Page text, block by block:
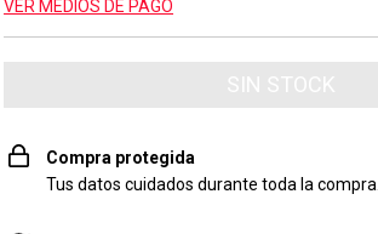
VER MEDIOS DE PAGO
Compra protegida
Tus datos cuidados durante toda la compra.